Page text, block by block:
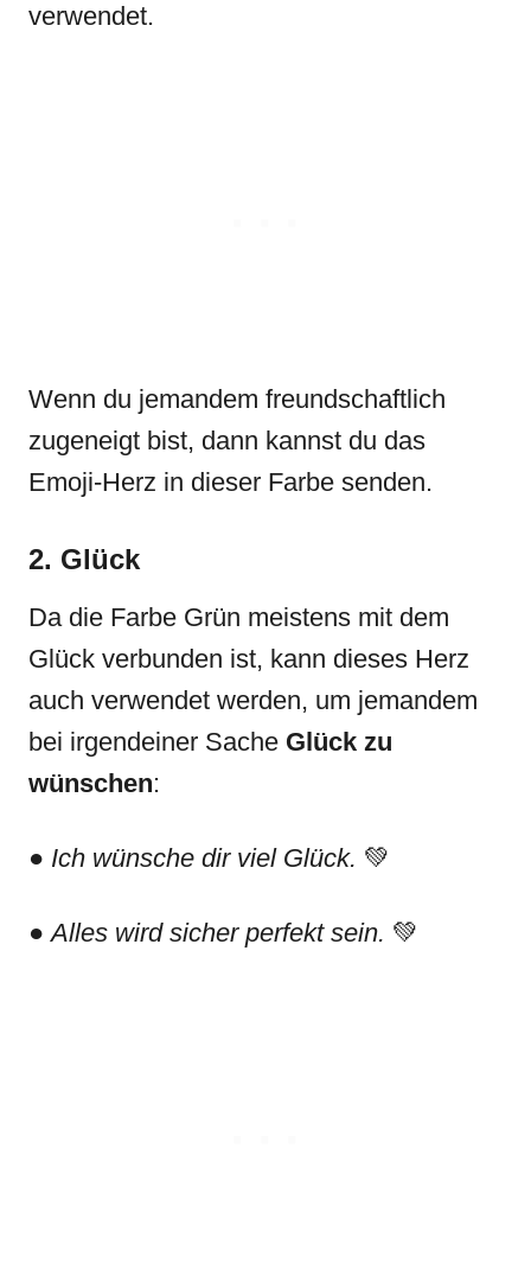
verwendet.
Wenn du jemandem freundschaftlich
zugeneigt bist, dann kannst du das
Emoji-Herz in dieser Farbe senden.
2. Glück
Da die Farbe Grün meistens mit dem
Glück verbunden ist, kann dieses Herz
auch verwendet werden, um jemandem
bei irgendeiner Sache Glück zu
wünschen:
● Ich wünsche dir viel Glück. 💚
●Alles wird sicher perfekt sein. 💚